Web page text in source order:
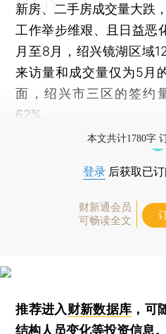
新房、二手房成交量大跌
工作举步维艰、且日益恶
月至8月，绍兴镜湖区域
来访量和成交量仅为5月
面，绍兴市三区的签约
62%。
本文共计1780字
登录 后获取已
财新通会员
可畅读全文
推荐进入财新数据库 ，可
结构人员变化等投资信息。